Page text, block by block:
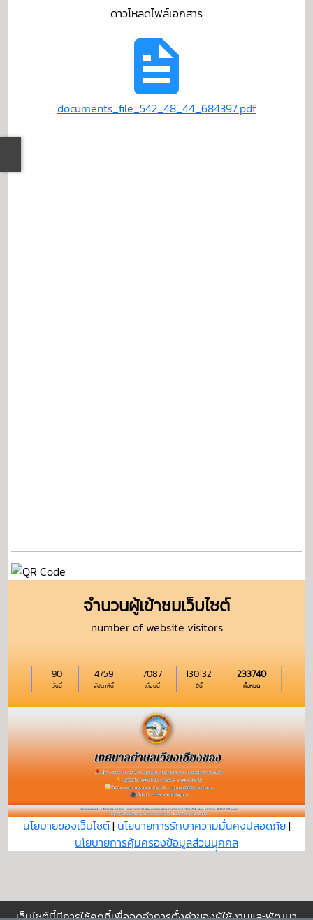
ดาวโหลดไฟล์เอกสาร
documents_file_542_48_44_684397.pdf
จำนวนผู้เข้าชมเว็บไซต์
number of website visitors
วันนี้
90
สัปดาห์นี้
4759
เดือนนี้
7087
ปีนี้
130132
ทั้งหมด
233740
นโยบายของเว็บไซต์| นโยบายการรักษาความมั่นคงปลอดภัย|
นโยบายการคุ้มครองข้อมูลส่วนบุุคคล
เว็บไซต์นี้มีการใช้คุกกี้เพื่อจดจำการตั้งค่าของผู้ใช้งานและพัฒนา